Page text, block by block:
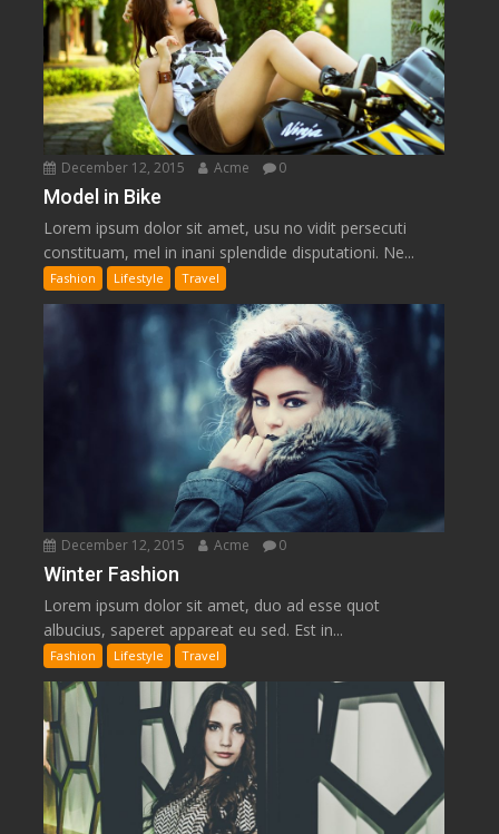
December 12, 2015 Acme 0
Model in Bike
Lorem ipsum dolor sit amet, usu no vidit persecuti
constituam, mel in inani splendide disputationi. Ne...
Fashion Lifestyle Travel
December 12, 2015 Acme 0
Winter Fashion
Lorem ipsum dolor sit amet, duo ad esse quot
albucius, saperet appareat eu sed. Est in...
Fashion Lifestyle Travel